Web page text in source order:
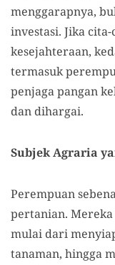
menggarapnya,
investasi. Jika
kesejahteraan,
termasuk
penjaga pangan
dan dihargai.
Subjek Agraria
Perempuan
pertanian.
mulai dari
tanaman, hingga